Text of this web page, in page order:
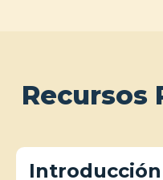
Recursos